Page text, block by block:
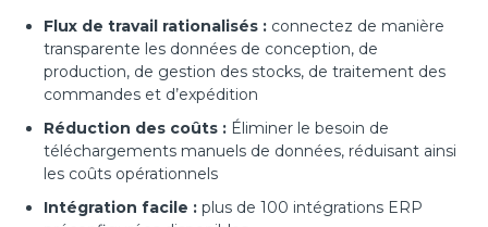
Flux de travail rationalisés : connectez de manière
transparente les données de conception, de
production, de gestion des stocks, de traitement des
commandes et d’expédition
Réduction des coûts : Éliminer le besoin de
téléchargements manuels de données, réduisant ainsi
les coûts opérationnels
Intégration facile : plus de 100 intégrations ERP